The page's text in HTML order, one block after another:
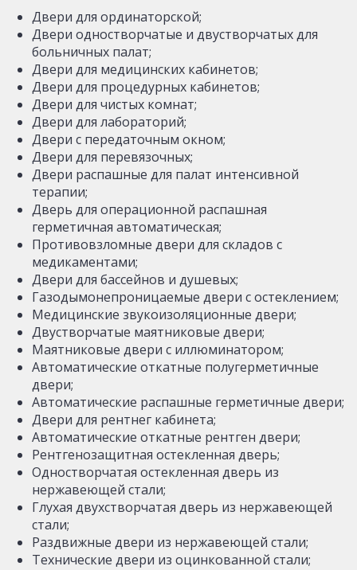
Двери для ординаторской;
Двери одностворчатые и двустворчатых для
больничных палат;
Двери для медицинских кабинетов;
Двери для процедурных кабинетов;
Двери для чистых комнат;
Двери для лабораторий;
Двери с передаточным окном;
Двери для перевязочных;
Двери распашные для палат интенсивной
терапии;
Дверь для операционной распашная
герметичная автоматическая;
Противовзломные двери для складов с
медикаментами;
Двери для бассейнов и душевых;
Газодымонепроницаемые двери с остеклением;
Медицинские звукоизоляционные двери;
Двустворчатые маятниковые двери;
Маятниковые двери с иллюминатором;
Автоматические откатные полугерметичные
двери;
Автоматические распашные герметичные двери;
Двери для рентнег кабинета;
Автоматические откатные рентген двери;
Рентгенозащитная остекленная дверь;
Одностворчатая остекленная дверь из
нержавеющей стали;
Глухая двухстворчатая дверь из нержавеющей
стали;
Раздвижные двери из нержавеющей стали;
Технические двери из оцинкованной стали;